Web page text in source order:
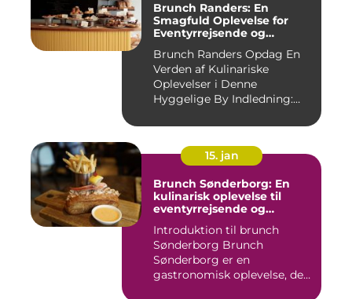
Brunch Randers: En
Smagfuld Oplevelse for
Eventyrrejsende og
Brunch Randers Opdag En
Verden af Kulinariske
Oplevelser i Denne
Hyggelige By Indledning:
15. jan
Brunch Sønderborg: En
kulinarisk oplevelse til
eventyrrejsende og
Introduktion til brunch
Sønderborg Brunch
Sønderborg er en
gastronomisk oplevelse, der